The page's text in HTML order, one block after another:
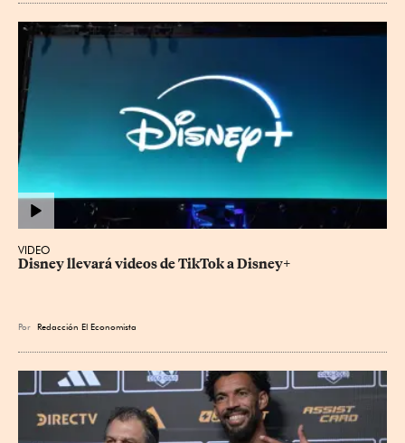
VIDEO
Disney llevará videos de TikTok a Disney+
Por Redacción El Economista